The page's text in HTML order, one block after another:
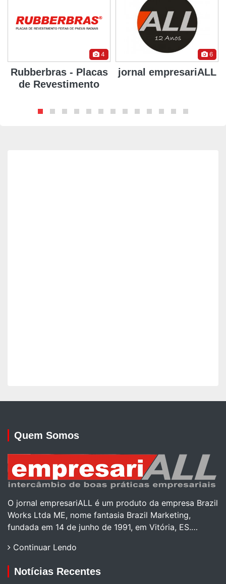
4
Rubberbras - Placas
de Revestimento
6
jornal empresariALL
Quem Somos
O jornal empresariALL é um produto da empresa Brazil
Works Ltda ME, nome fantasia Brazil Marketing,
fundada em 14 de junho de 1991, em Vitória, ES.…
Continuar Lendo
Notícias Recentes